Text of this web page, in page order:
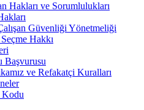
Hakları ve Sorumlulukları
Güvenliği Yönetmeliği
Hakkı
Başvurusu
ve Refakatçi Kuralları
Kodu